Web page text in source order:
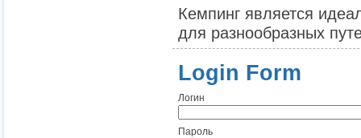
Кемпинг является
для разнообразных
Login Form
Логин
Пароль